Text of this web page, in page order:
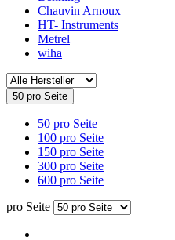
Chauvin Arnoux
HT- Instruments
Metrel
wiha
50 pro Seite
50 pro Seite
100 pro Seite
150 pro Seite
300 pro Seite
600 pro Seite
pro Seite